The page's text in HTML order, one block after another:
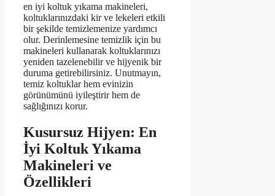
en iyi koltuk yıkama makineleri,
koltuklarınızdaki kir ve lekeleri etkili
bir şekilde temizlemenize yardımcı
olur. Derinlemesine temizlik için bu
makineleri kullanarak koltuklarınızı
yeniden tazelenebilir ve hijyenik bir
duruma getirebilirsiniz. Unutmayın,
temiz koltuklar hem evinizin
görünümünü iyileştirir hem de
sağlığınızı korur.
Kusursuz Hijyen: En
İyi Koltuk Yıkama
Makineleri ve
Özellikleri